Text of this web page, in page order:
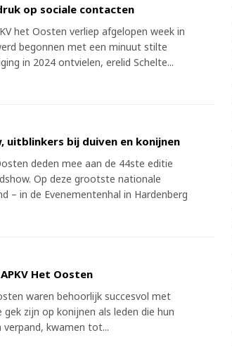
op sociale contacten
het Oosten verliep afgelopen week in
begonnen met een minuut stilte
in 2024 ontvielen, erelid Schelte...
uitblinkers bij duiven en konijnen
deden mee aan de 44ste editie
Op deze grootste nationale
– in de Evenementenhal in Hardenberg
Het Oosten
waren behoorlijk succesvol met
zijn op konijnen als leden die hun
verpand, kwamen tot...